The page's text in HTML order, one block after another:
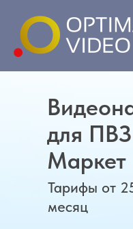
для
Маркет
Тарифы от
месяц